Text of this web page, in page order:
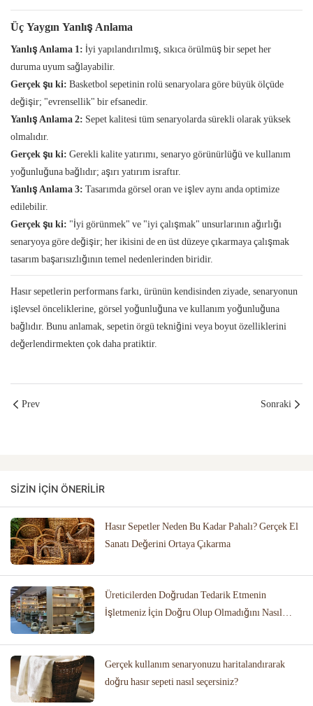
Üç Yaygın Yanlış Anlama
Yanlış Anlama 1: İyi yapılandırılmış, sıkıca örülmüş bir sepet her
duruma uyum sağlayabilir.
Gerçek şu ki: Basketbol sepetinin rolü senaryolara göre büyük ölçüde
değişir; "evrensellik" bir efsanedir.
Yanlış Anlama 2: Sepet kalitesi tüm senaryolarda sürekli olarak yüksek
olmalıdır.
Gerçek şu ki: Gerekli kalite yatırımı, senaryo görünürlüğü ve kullanım
yoğunluğuna bağlıdır; aşırı yatırım israftır.
Yanlış Anlama 3: Tasarımda görsel oran ve işlev aynı anda optimize
edilebilir.
Gerçek şu ki: "İyi görünmek" ve "iyi çalışmak" unsurlarının ağırlığı
senaryoya göre değişir; her ikisini de en üst düzeye çıkarmaya çalışmak
tasarım başarısızlığının temel nedenlerinden biridir.
Hasır sepetlerin performans farkı, ürünün kendisinden ziyade, senaryonun
işlevsel önceliklerine, görsel yoğunluğuna ve kullanım yoğunluğuna
bağlıdır. Bunu anlamak, sepetin örgü tekniğini veya boyut özelliklerini
değerlendirmekten çok daha pratiktir.
Prev Sonraki
SIZIN IÇIN ÖNERILIR
Hasır Sepetler Neden Bu Kadar Pahalı? Gerçek El
Sanatı Değerini Ortaya Çıkarma
Üreticilerden Doğrudan Tedarik Etmenin
İşletmeniz İçin Doğru Olup Olmadığını Nasıl
Gerçek kullanım senaryonuzu haritalandırarak
doğru hasır sepeti nasıl seçersiniz?